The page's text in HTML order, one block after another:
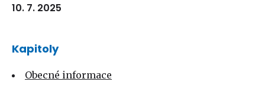
10. 7. 2025
Kapitoly
Obecné informace